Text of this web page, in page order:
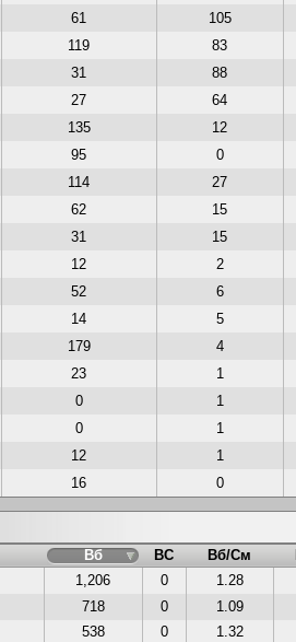
61 105
119 83
31 88
27 64
135 12
95 0
114 27
62 15
31 15
12 2
52 6
14 5
179 4
23 1
0 1
0 1
12 1
16 0
Вб ВС Вб/См
1,206 0 1.28
718 0 1.09
538 0 1.32